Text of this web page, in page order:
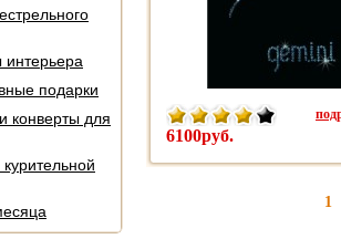
подарки
конверты для
6100руб.
1